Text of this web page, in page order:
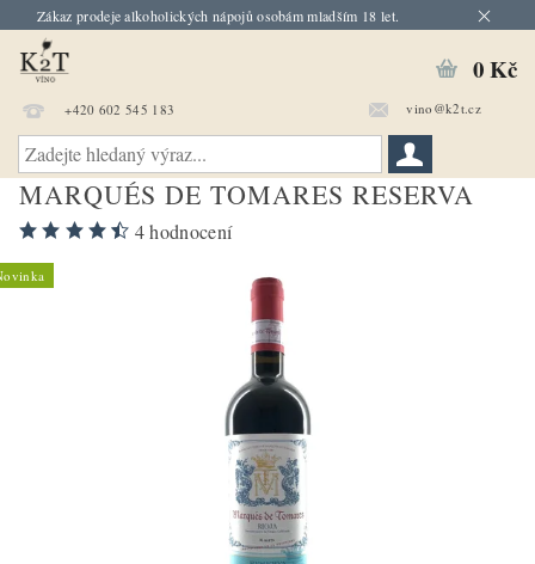
Zákaz prodeje alkoholických nápojů osobám mladším 18 let.
+420 602 545 183 vino@k2t.cz
0 Kč
MARQUÉS DE TOMARES RESERVA
4 hodnocení